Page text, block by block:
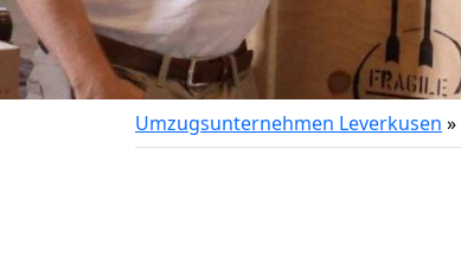
Umzugsunternehmen Leverkusen »